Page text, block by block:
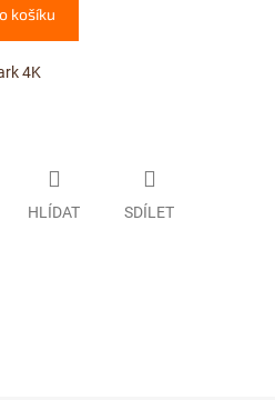
košíku
4K
HLÍDAT SDÍLET